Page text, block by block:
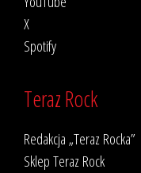
X
Spotify
Teraz Rock
Redakcja „Teraz Rocka”
Sklep Teraz Rock